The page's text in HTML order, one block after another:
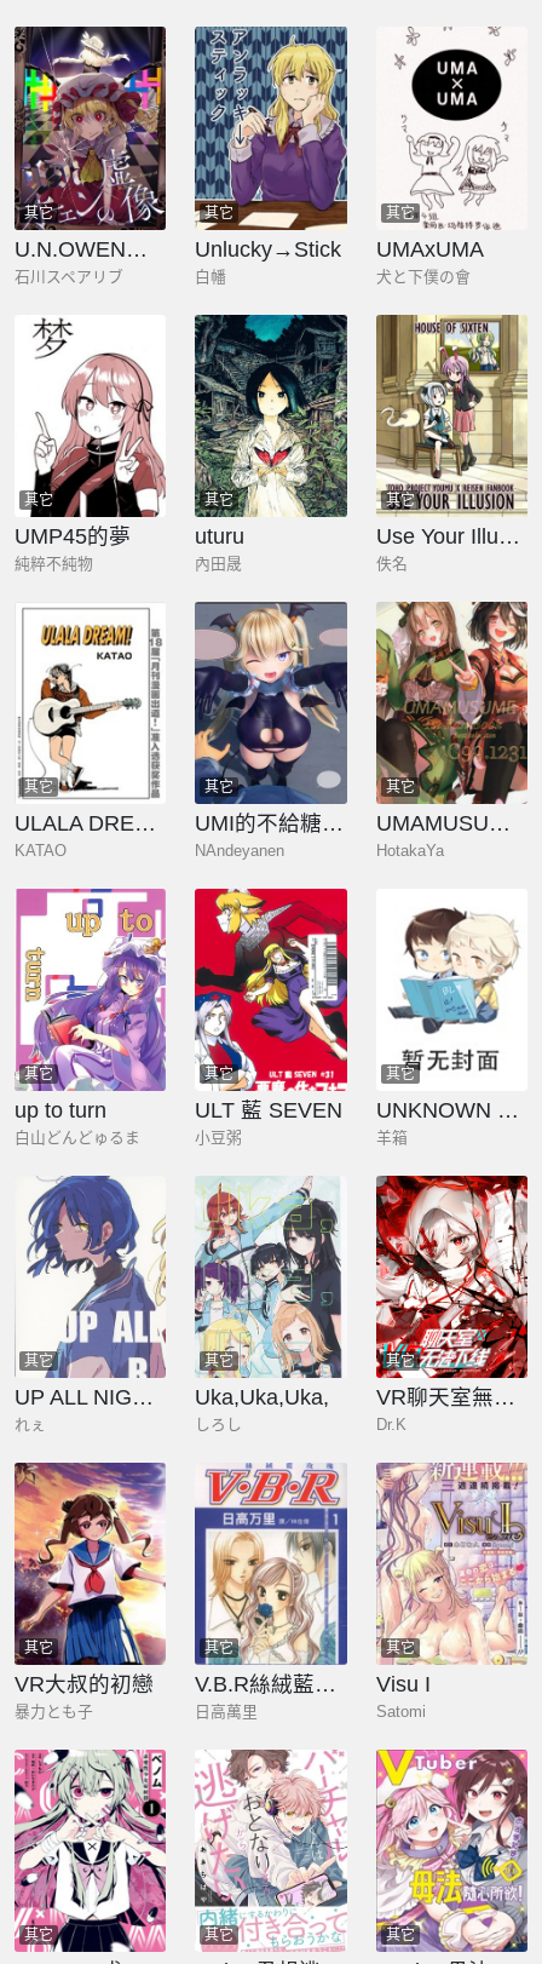
其它
U.N.OWEN的虛像
石川スペアリブ
其它
Unlucky→Stick
白幡
其它
UMAxUMA
犬と下僕の會
其它
UMP45的夢
純粹不純物
其它
uturu
內田晟
其它
Use Your Illusion
佚名
其它
ULALA DREAM!
KATAO
其它
UMI的不給糖就搗蛋
NAndeyanen
其它
UMAMUSUME 1st Fan Books
HotakaYa
其它
up to turn
白山どんどゅるま
其它
ULT 藍 SEVEN
小豆粥
其它
UNKNOWN BOX
羊箱
其它
UP ALL NIGHT RN
れぇ
其它
Uka,Uka,Uka,
しろし
其它
VR聊天室無法下線
Dr.K
其它
VR大叔的初戀
暴力とも子
其它
V.B.R絲絨藍玫瑰
日高萬里
其它
Visu I
Satomi
其它 其它 其它